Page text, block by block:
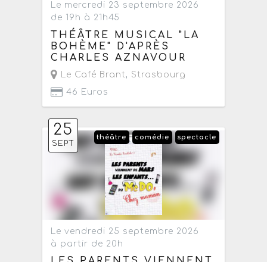
Le mercredi 23 septembre 2026
de 19h à 21h45
THÉÂTRE MUSICAL "LA
BOHÈME" D'APRÈS
CHARLES AZNAVOUR
Le Café Brant, Strasbourg
46 Euros
25
SEPT
spectacle
comédie
théâtre
Le vendredi 25 septembre 2026
à partir de 20h